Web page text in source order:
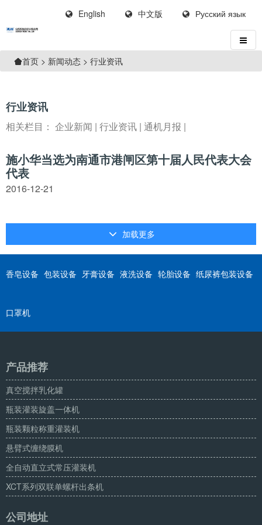
English 中文版 Русский язык
首页 > 新闻动态 > 行业资讯
行业资讯
相关栏目： 企业新闻 | 行业资讯 | 通机月报 |
施小华当选为南通市港闸区第十届人民代表大会
代表
2016-12-21
加载更多
香皂设备 包装设备 牙膏设备 液洗设备 轮胎设备 纸尿裤包装设备
口罩机
产品推荐
真空搅拌乳化罐
瓶装灌装旋盖一体机
瓶装颗粒称重灌装机
悬臂式缠绕膜机
全自动直立式常压灌装机
XCT系列双联单螺杆出条机
公司地址